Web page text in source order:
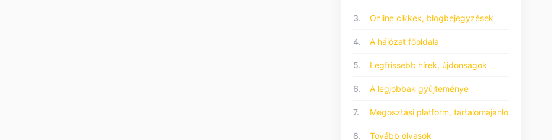
3. Online cikkek, blogbejegyzések
4. A hálózat főoldala
5. Legfrissebb hírek, újdonságok
6. A legjobbak gyűjteménye
7. Megosztási platform, tartalomajánló
8. Tovább olvasok